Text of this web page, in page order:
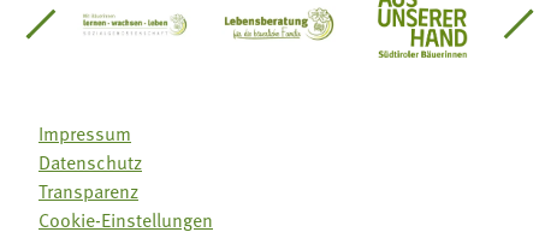
Südtirol
Gärtnervereinigung
Sozialgenossenschaft Mit Bäuerinnen lernen -
Lebensberatung für dieAus unserer
Impressum
Datenschutz
Transparenz
Cookie-Einstellungen